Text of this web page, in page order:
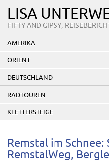
LISA
FIFTY AND GIPSY,
AMERIKA
ORIENT
DEUTSCHLAND
RADTOUREN
KLETTERSTEIGE
Remstal im Schnee:
RemstalWeg,